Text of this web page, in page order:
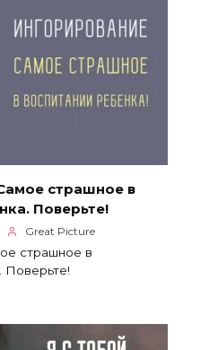
страшное в
Поверьте!
Great Picture
страшное в
Поверьте!